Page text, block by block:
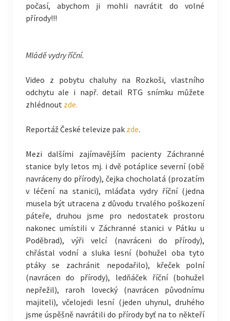
počasí, abychom ji mohli navrátit do volné
přírody!!!
Mládě vydry říční.
Video z pobytu chaluhy na Rozkoši, vlastního
odchytu ale i např. detail RTG snímku můžete
zhlédnout zde.
Reportáž České televize pak zde.
Mezi dalšími zajímavějším pacienty Záchranné
stanice byly letos mj. i dvě potáplice severní (obě
navráceny do přírody), čejka chocholatá (prozatím
v léčení na stanici), mláďata vydry říční (jedna
musela být utracena z důvodu trvalého poškození
páteře, druhou jsme pro nedostatek prostoru
nakonec umístili v Záchranné stanici v Pátku u
Poděbrad), výři velcí (navráceni do přírody),
chřástal vodní a sluka lesní (bohužel oba tyto
ptáky se zachránit nepodařilo), křeček polní
(navrácen do přírody), ledňáček říční (bohužel
nepřežil), raroh lovecký (navrácen původnímu
majiteli), včelojedi lesní (jeden uhynul, druhého
jsme úspěšně navrátili do přírody byť na to někteří